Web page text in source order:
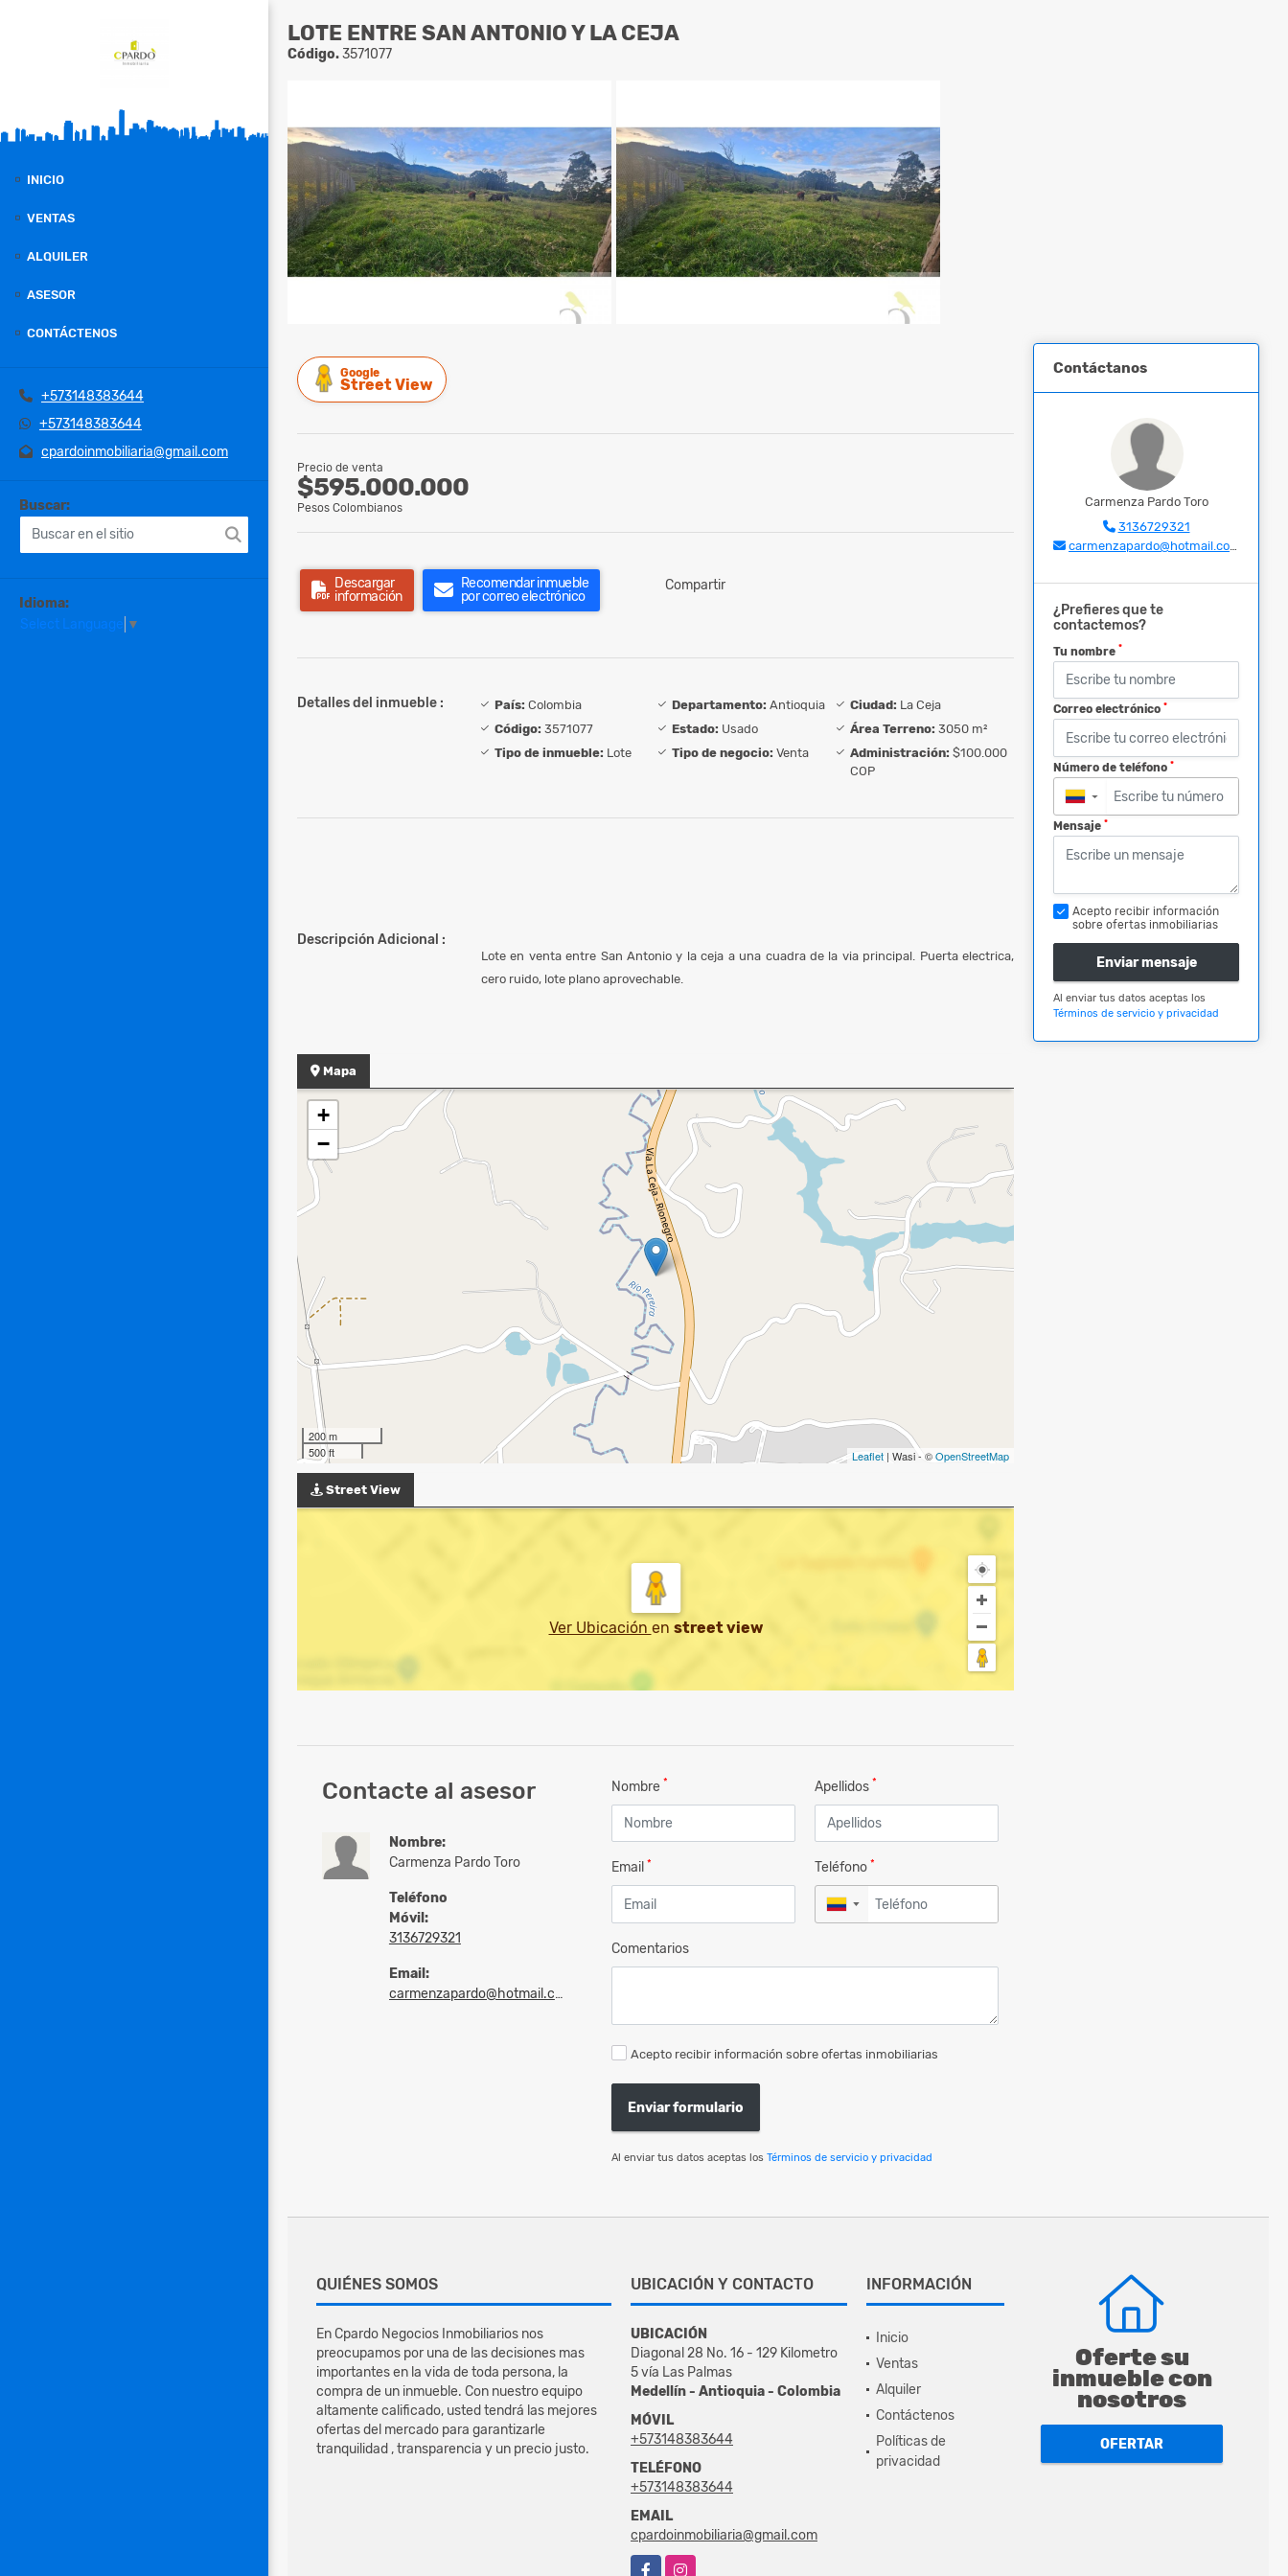
INICIO
VENTAS
ALQUILER
ASESOR
CONTÁCTENOS
+573148383644
+573148383644
cpardoinmobiliaria@gmail.com
Buscar:
Idioma:
Select Language ▼
LOTE ENTRE SAN ANTONIO Y LA CEJA
Código.3571077
Google
Street View
Precio de venta
$595.000.000
Pesos Colombianos
Descargar
información
Recomendar inmueble
por correo electrónico
Compartir
Detalles del inmueble : País: Colombia Departamento: Antioquia Ciudad: La Ceja
Código: 3571077 Estado: Usado Área Terreno: 3050 m²
Tipo de inmueble: Lote Tipo de negocio: Venta Administración: $100.000
COP
Descripción Adicional :
Lote en venta entre San Antonio y la ceja a una cuadra de la via principal. Puerta electrica,
cero ruido, lote plano aprovechable.
Mapa
+
−
200 m
500 ft
Leaflet | Wasi - ©OpenStreetMap
Street View
Ver Ubicación en street view
Contacte al asesor
Nombre:
Carmenza Pardo Toro
Teléfono
Móvil:
3136729321
Email:
carmenzapardo@hotmail.com
Nombre * Apellidos *
Email * Teléfono *
▼
Comentarios
Acepto recibir información sobre ofertas inmobiliarias
Enviar formulario
Al enviar tus datos aceptas los Términos de servicio y privacidad
Contáctanos
Carmenza Pardo Toro
3136729321
carmenzapardo@hotmail.com
¿Prefieres que te
contactemos?
Tu nombre *
Correo electrónico *
Número de teléfono *
▼
Mensaje *
Acepto recibir información
sobre ofertas inmobiliarias
Enviar mensaje
Al enviar tus datos aceptas los
Términos de servicio y privacidad
QUIÉNES SOMOS
En Cpardo Negocios Inmobiliarios nos
preocupamos por una de las decisiones mas
importantes en la vida de toda persona, la
compra de un inmueble. Con nuestro equipo
altamente calificado, usted tendrá las mejores
ofertas del mercado para garantizarle
tranquilidad , transparencia y un precio justo.
UBICACIÓN Y CONTACTO
UBICACIÓN
Diagonal 28 No. 16 - 129 Kilometro
5 vía Las Palmas
Medellín - Antioquia - Colombia
MÓVIL
+573148383644
TELÉFONO
+573148383644
EMAIL
cpardoinmobiliaria@gmail.com
FacebookInstagram
INFORMACIÓN
Inicio
Ventas
Alquiler
Contáctenos
Políticas de
privacidad
Oferte su
inmueble con
nosotros
OFERTAR